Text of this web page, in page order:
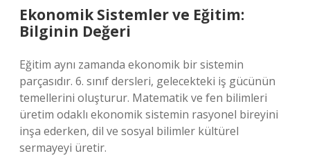
Ekonomik Sistemler ve Eğitim:
Bilginin Değeri
Eğitim aynı zamanda ekonomik bir sistemin
parçasıdır. 6. sınıf dersleri, gelecekteki iş gücünün
temellerini oluşturur. Matematik ve fen bilimleri
üretim odaklı ekonomik sistemin rasyonel bireyini
inşa ederken, dil ve sosyal bilimler kültürel
sermayeyi üretir.